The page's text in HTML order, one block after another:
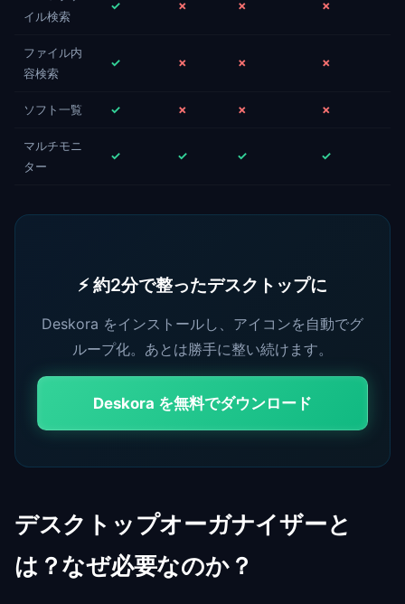
イル検索
✓ ✗ ✗ ✗
ファイル内
容検索
✓ ✗ ✗ ✗
ソフト一覧 ✓ ✗ ✗ ✗
マルチモニ
ター
✓ ✓ ✓ ✓
⚡ 約2分で整ったデスクトップに
Deskora をインストールし、アイコンを自動でグ
ループ化。あとは勝手に整い続けます。
Deskora を無料でダウンロード
デスクトップオーガナイザーと
は？なぜ必要なのか？